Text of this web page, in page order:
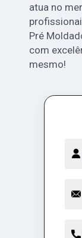
atua no
Pré
com
mesmo!